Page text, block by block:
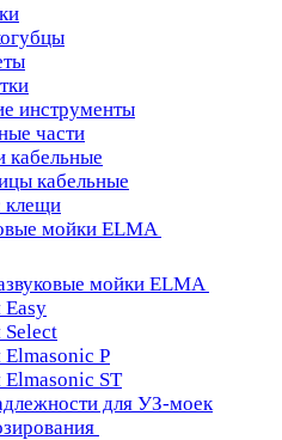
инструменты
части
кабельные
кабельные
клещи
мойки ELMA
мойки ELMA
Easy
Select
Elmasonic P
Elmasonic ST
для УЗ-моек